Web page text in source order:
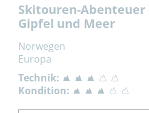
Skitouren-
Gipfel und Meer
Norwegen
Europa
Technik:
Kondition: